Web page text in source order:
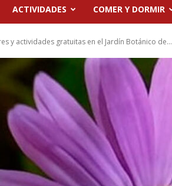
ACTIVIDADES COMER Y DORMIR
y actividades gratuitas en el Jardín Botánico de...